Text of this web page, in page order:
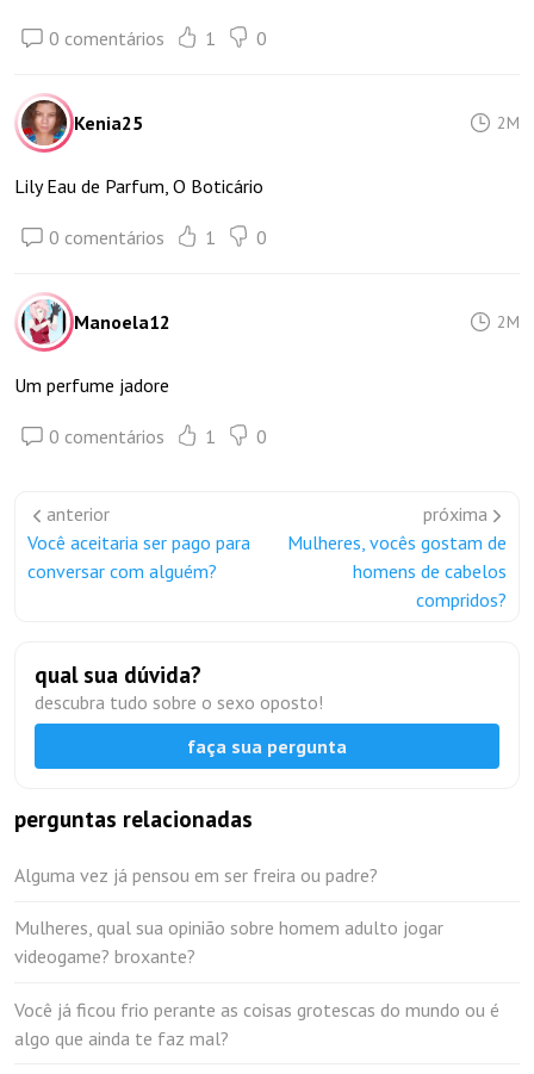
0 comentários 1 0
Kenia25 2M
Lily Eau de Parfum, O Boticário
0 comentários 1 0
Manoela12 2M
Um perfume jadore
0 comentários 1 0
anterior
Você aceitaria ser pago para
conversar com alguém?
próxima
Mulheres, vocês gostam de
homens de cabelos
compridos?
qual sua dúvida?
descubra tudo sobre o sexo oposto!
faça sua pergunta
perguntas relacionadas
Alguma vez já pensou em ser freira ou padre?
Mulheres, qual sua opinião sobre homem adulto jogar
videogame? broxante?
Você já ficou frio perante as coisas grotescas do mundo ou é
algo que ainda te faz mal?